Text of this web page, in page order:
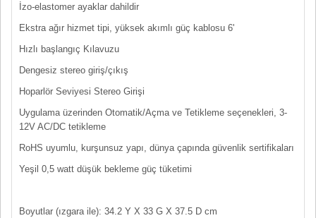
İzo-elastomer ayaklar dahildir
Ekstra ağır hizmet tipi, yüksek akımlı güç kablosu 6'
Hızlı başlangıç ​​Kılavuzu
Dengesiz stereo giriş/çıkış
Hoparlör Seviyesi Stereo Girişi
Uygulama üzerinden Otomatik/Açma ve Tetikleme seçenekleri, 3-
12V AC/DC tetikleme
RoHS uyumlu, kurşunsuz yapı, dünya çapında güvenlik sertifikaları
Yeşil 0,5 watt düşük bekleme güç tüketimi
Boyutlar (ızgara ile): 34.2 Y X 33 G X 37.5 D cm